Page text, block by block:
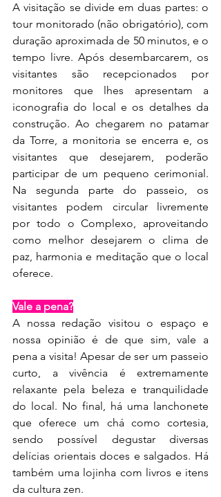
A visitação se divide em duas partes: o
tour monitorado (não obrigatório), com
duração aproximada de 50 minutos, e o
tempo livre. Após desembarcarem, os
visitantes são recepcionados por
monitores que lhes apresentam a
iconografia do local e os detalhes da
construção. Ao chegarem no patamar
da Torre, a monitoria se encerra e, os
visitantes que desejarem, poderão
participar de um pequeno cerimonial.
Na segunda parte do passeio, os
visitantes podem circular livremente
por todo o Complexo, aproveitando
como melhor desejarem o clima de
paz, harmonia e meditação que o local
oferece.
Vale a pena?
A nossa redação visitou o espaço e
nossa opinião é de que sim, vale a
pena a visita! Apesar de ser um passeio
curto, a vivência é extremamente
relaxante pela beleza e tranquilidade
do local. No final, há uma lanchonete
que oferece um chá como cortesia,
sendo possível degustar diversas
delícias orientais doces e salgados. Há
também uma lojinha com livros e itens
da cultura zen.